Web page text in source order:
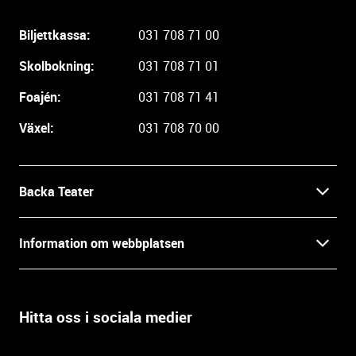
Biljettkassa:
031 708 71 00
Skolbokning:
031 708 71 01
Foajén:
031 708 71 41
Växel:
031 708 70 00
Backa Teater
Press
Prao, praktik och lediga tjänster
Information om webbplatsen
Tillgänglighetsdatabasen
Hitta oss i sociala medier